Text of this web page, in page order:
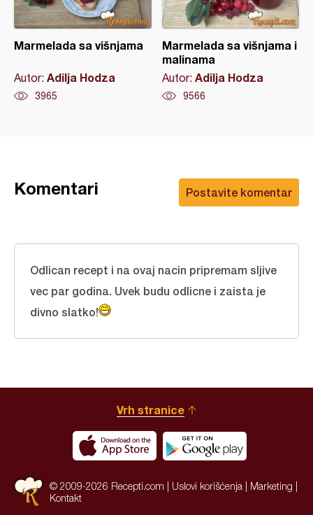
Marmelada sa višnjama
Autor: Adilja Hodza
3965
Marmelada sa višnjama i
malinama
Autor: Adilja Hodza
9566
Postavite komentar
Komentari
Odlican recept i na ovaj nacin pripremam sljive
vec par godina. Uvek budu odlicne i zaista je
divno slatko!
Vrh stranice
© 2009-2026 Recepti.com | Uslovi korišćenja Marketing
Kontakt